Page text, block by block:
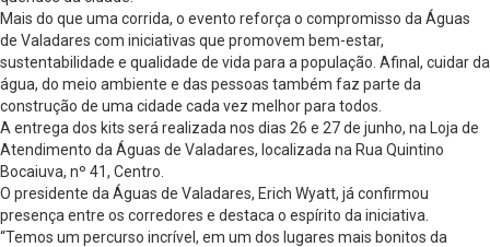
Mais do que uma corrida, o evento reforça o compromisso da Águas
de Valadares com iniciativas que promovem bem-estar,
sustentabilidade e qualidade de vida para a população. Afinal, cuidar da
água, do meio ambiente e das pessoas também faz parte da
construção de uma cidade cada vez melhor para todos.
A entrega dos kits será realizada nos dias 26 e 27 de junho, na Loja de
Atendimento da Águas de Valadares, localizada na Rua Quintino
Bocaiuva, nº 41, Centro.
O presidente da Águas de Valadares, Erich Wyatt, já confirmou
presença entre os corredores e destaca o espírito da iniciativa.
“Temos um percurso incrível, em um dos lugares mais bonitos da